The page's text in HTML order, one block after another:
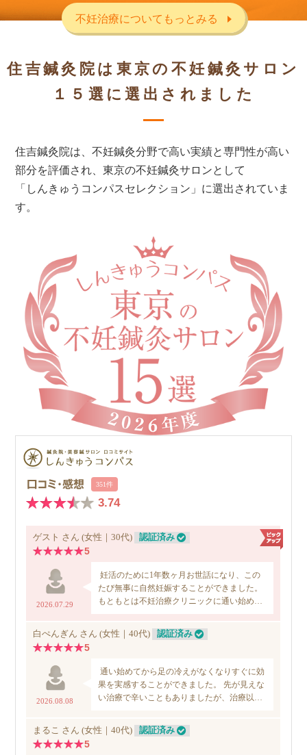
不妊治療についてもっとみる
住吉鍼灸院は東京の不妊鍼灸サロン
１５選に選出されました
住吉鍼灸院は、不妊鍼灸分野で高い実績と専門性が高い
部分を評価され、東京の不妊鍼灸サロンとして
「しんきゅうコンパスセレクション」に選出されていま
す。